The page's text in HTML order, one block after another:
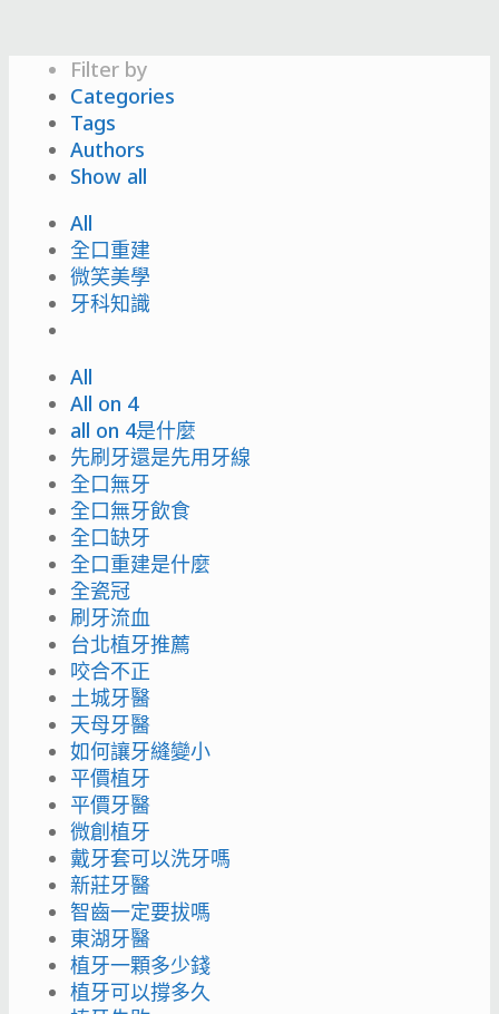
Filter by
Categories
Tags
Authors
Show all
All
全口重建
微笑美學
牙科知識
All
All on 4
all on 4是什麼
先刷牙還是先用牙線
全口無牙
全口無牙飲食
全口缺牙
全口重建是什麼
全瓷冠
刷牙流血
台北植牙推薦
咬合不正
土城牙醫
天母牙醫
如何讓牙縫變小
平價植牙
平價牙醫
微創植牙
戴牙套可以洗牙嗎
新莊牙醫
智齒一定要拔嗎
東湖牙醫
植牙一顆多少錢
植牙可以撐多久